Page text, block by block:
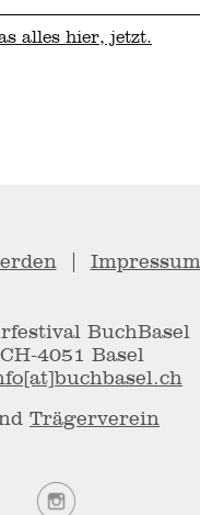
alles hier, jetzt.
| Impressum
BuchBasel
4051 Basel
Trägerverein